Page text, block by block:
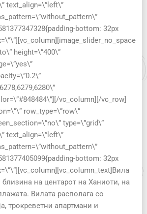
text_align=\”left\”
bottom: 32px
height=\”400\”
vc_column][/vc_row]
row_type=\”row\”
type=\”grid\”
text_align=\”left\”
bottom: 32px
на центарот на Ханиоти, на
Вилата располага со
трокреветни апартмани и